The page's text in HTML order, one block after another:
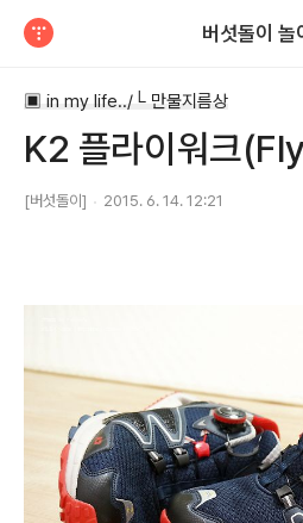
버섯돌이 놀
▣ in my life../└ 만물지름상
K2 플라이워크
[버섯돌이] 2015. 6. 14. 12:21